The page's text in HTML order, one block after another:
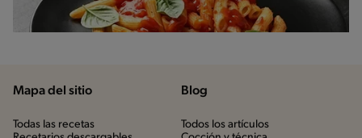
Mapa del sitio
Todas las recetas
Blog
Todos los artículos